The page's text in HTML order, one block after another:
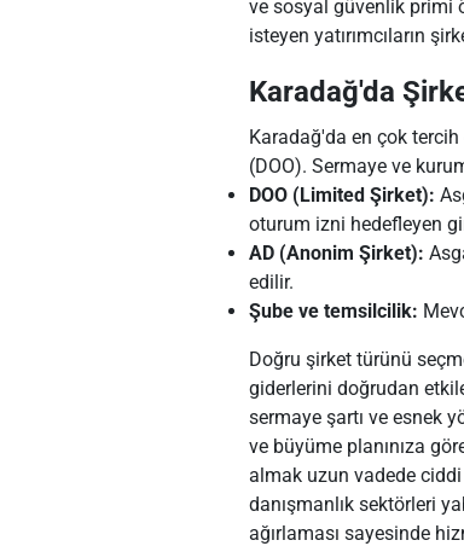
ve sosyal güvenlik primi
isteyen yatırımcıların
Karadağ'da
Karadağ'da en çok
(DOO). Sermaye ve
DOO (Limited Şirket):
oturum izni hedefleyen
AD (Anonim Şirket):
edilir.
Şube ve temsilcilik:
Doğru şirket türünü
giderlerini doğrudan
sermaye şartı ve esnek
ve büyüme planınıza
almak uzun vadede
danışmanlık sektörleri
ağırlaması sayesinde